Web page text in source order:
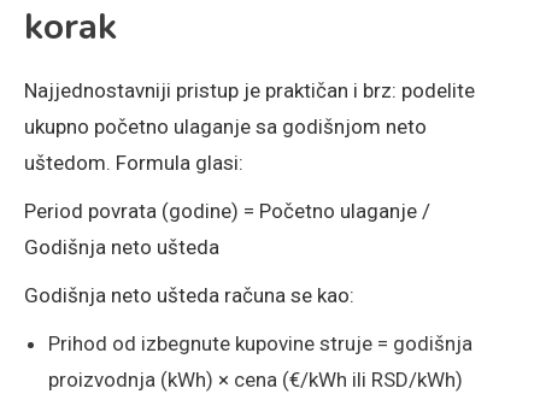
korak
Najjednostavniji pristup je praktičan i brz: podelite
ukupno početno ulaganje sa godišnjom neto
uštedom. Formula glasi:
Period povrata (godine) = Početno ulaganje /
Godišnja neto ušteda
Godišnja neto ušteda računa se kao:
Prihod od izbegnute kupovine struje = godišnja
proizvodnja (kWh) × cena (€/kWh ili RSD/kWh)